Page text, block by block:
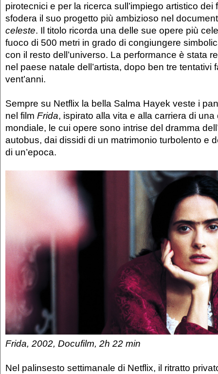
pirotecnici e per la ricerca sull’impiego artistico dei
sfodera il suo progetto più ambizioso nel
celeste. Il titolo ricorda una delle sue opere più
fuoco di 500 metri in grado di congiungere
con il resto dell’universo. La performance è stata
nel paese natale dell’artista, dopo ben tre tentativi
vent’anni.
Sempre su Netflix la bella Salma Hayek veste i
nel film Frida, ispirato alla vita e alla carriera di una
mondiale, le cui opere sono intrise del dramma
autobus, dai dissidi di un matrimonio turbolento e
di un’epoca.
Frida, 2002, Docufilm, 2h 22 min
Nel palinsesto settimanale di Netflix, il ritratto